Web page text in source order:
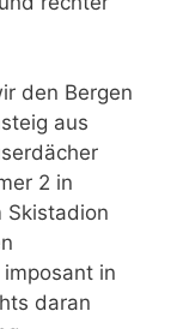
den Bergen
aus
2 in
Skistadion
in
daran